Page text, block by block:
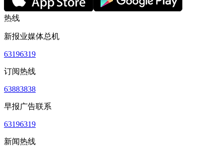
热线
新报业媒体总机
63196319
订阅热线
63883838
早报广告联系
63196319
新闻热线